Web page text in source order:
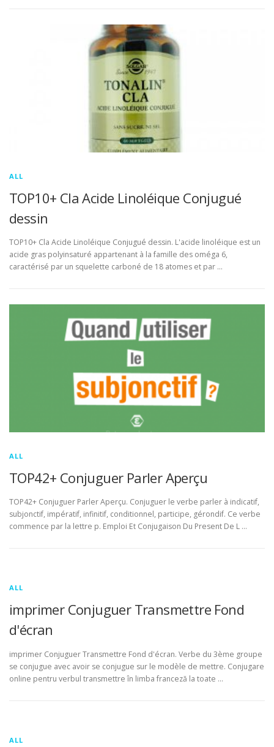
ALL
TOP10+ Cla Acide Linoléique Conjugué
dessin
TOP10+ Cla Acide Linoléique Conjugué dessin. L'acide linoléique est un
acide gras polyinsaturé appartenant à la famille des oméga 6,
caractérisé par un squelette carboné de 18 atomes et par …
ALL
TOP42+ Conjuguer Parler Aperçu
TOP42+ Conjuguer Parler Aperçu. Conjuguer le verbe parler à indicatif,
subjonctif, impératif, infinitif, conditionnel, participe, gérondif. Ce verbe
commence par la lettre p. Emploi Et Conjugaison Du Present De L …
ALL
imprimer Conjuguer Transmettre Fond
d'écran
imprimer Conjuguer Transmettre Fond d'écran. Verbe du 3ème groupe
se conjugue avec avoir se conjugue sur le modèle de mettre. Conjugare
online pentru verbul transmettre în limba franceză la toate …
ALL